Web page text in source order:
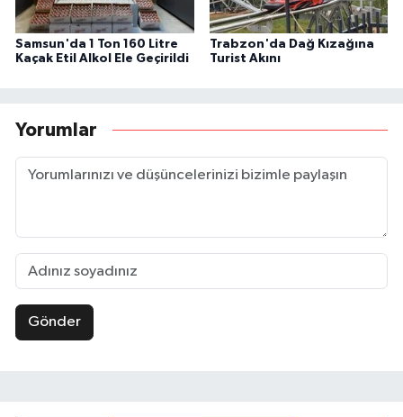
Samsun'da 1 Ton 160 Litre
Kaçak Etil Alkol Ele Geçirildi
Trabzon'da Dağ Kızağına
Turist Akını
Yorumlar
Gönder